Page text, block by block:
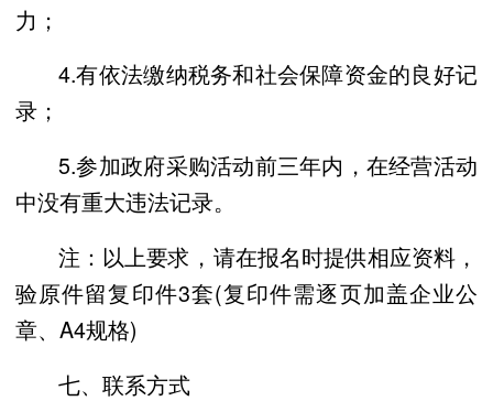
力；
4.有依法缴纳税务和社会保障资金的良好记
录；
5.参加政府采购活动前三年内，在经营活动
中没有重大违法记录。
注：以上要求，请在报名时提供相应资料，
验原件留复印件3套(复印件需逐页加盖企业公
章、A4规格)
七、联系方式